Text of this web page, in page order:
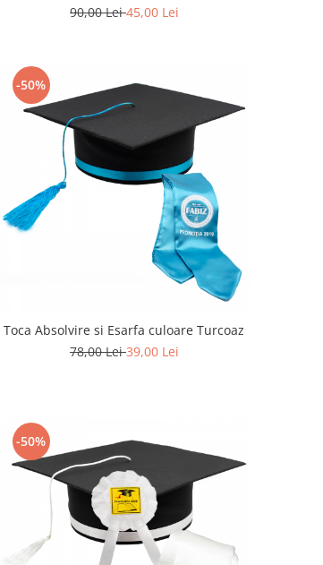
90,00 Lei45,00 Lei
-50%
Toca Absolvire si Esarfa culoare Turcoaz
78,00 Lei39,00 Lei
-50%